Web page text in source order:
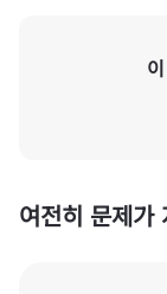
여전히 문제가